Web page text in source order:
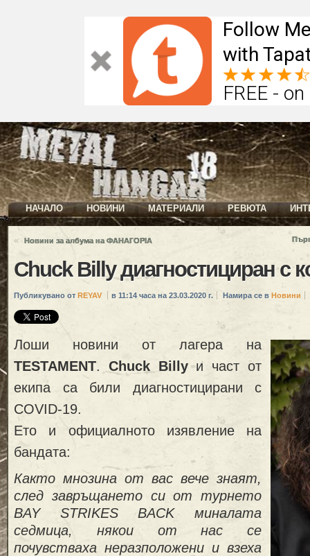
Follow
with
FREE -
НАЧАЛО НОВИНИ МАТЕРИАЛИ РЕВЮТА
« Новини за албума на ФАНАГОРIA
Chuck Billy диагностициран с
Публикувано от REYAV в 11:14 часа на 23.03.2020 г. Намира се в Новини
Лоши новини от лагера на
TESTAMENT. Chuck Billyи част от
екипа са били диагностицирани с
COVID-19.
Ето и официалното изявление на
бандата:
Както мнозина от вас вече знаят,
след завръщането си от турнето
BAY STRIKES BACK миналата
седмица, някои от нас се
почувстваха неразположени и взеха